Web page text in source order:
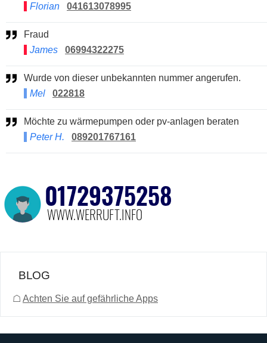
Florian
041613078995
Fraud
James
06994322275
Wurde von dieser unbekannten nummer angerufen.
Mel
022818
Möchte zu wärmepumpen oder pv-anlagen beraten
Peter H.
089201767161
BLOG
☖ Achten Sie auf gefährliche Apps